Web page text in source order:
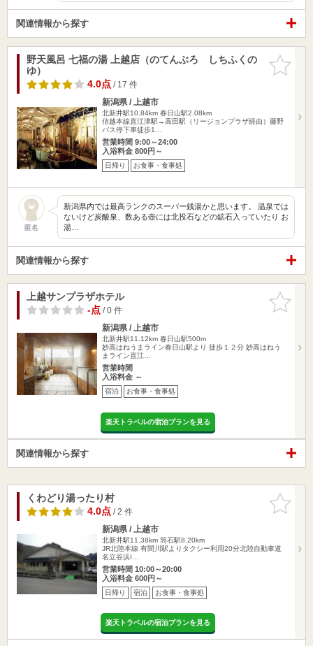
関連情報から探す
お気に入
りに追加
野天風呂 七福の湯 上越店（のてんぶろ しちふくの
ゆ）
4.0点/ 17 件
新潟県 / 上越市
北新井駅10.84km 春日山駅2.08km
信越本線直江津駅→高田駅（リージョンプラザ経由）藤野
バス停下車徒歩1…
営業時間 9:00～24:00
入浴料金 800円～
日帰り お食事・食事処
匿名
新潟県内では最高ランクのスーパー銭湯かと思います。 温泉では
ないけど炭酸泉、数ある壺には北投石などの鉱石入っていたり お
湯…
関連情報から探す
お気に入
りに追加
上越サンプラザホテル
-点/ 0 件
新潟県 / 上越市
北新井駅11.12km 春日山駅500m
妙高はねうまライン春日山駅より 徒歩１２分 妙高はねう
まライン直江…
営業時間
入浴料金 ～
宿泊 お食事・食事処
楽天トラベルの宿泊プランを見る
関連情報から探す
お気に入
りに追加
くわどり湯ったり村
4.0点/ 2 件
新潟県 / 上越市
北新井駅11.38km 筒石駅8.20km
JR北陸本線 有間川駅よりタクシー利用20分北陸自動車道
名立谷浜I…
営業時間 10:00～20:00
入浴料金 600円～
日帰り 宿泊 お食事・食事処
楽天トラベルの宿泊プランを見る